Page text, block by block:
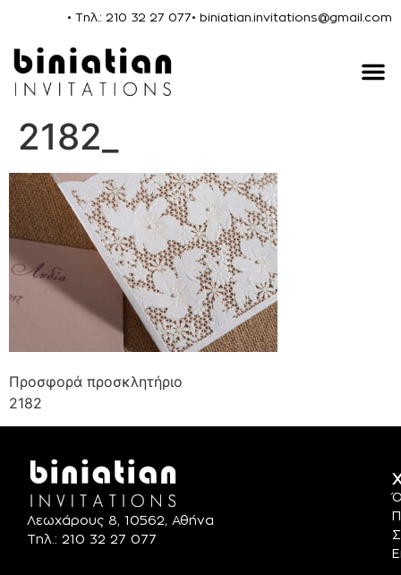
• Τηλ.: 210 32 27 077• biniatian.invitations@gmail.com
2182_
Προσφορά προσκλητήριο
2182
Λεωχάρους 8, 10562, Αθήνα
Τηλ.: 210 32 27 077